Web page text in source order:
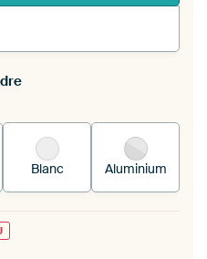
impression dans
Blanc Aluminium